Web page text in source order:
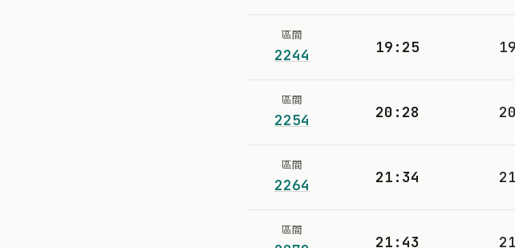
區間
2244 19:25
區間
2254 20:28
區間
2264 21:34
區間
21:43